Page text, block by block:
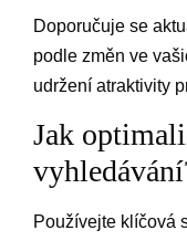
Doporučuje se
podle změn ve
udržení atraktivity
Jak
Používejte klíčová